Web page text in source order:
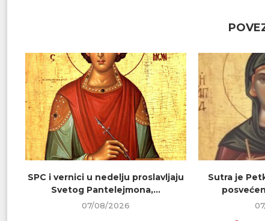
SPC i vernici u nedelju proslavljaju
Svetog Pantelejmona,...
07/08/2026
Sutra je